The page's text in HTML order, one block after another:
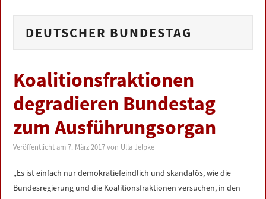
BUNDESTAG
ZUR PERSON
LINKS
DEUTSCHER BUNDESTAG
Koalitionsfraktionen
degradieren Bundestag
zum Ausführungsorgan
Veröffentlicht am7. März 2017 von Ulla Jelpke
„Es ist einfach nur demokratiefeindlich und skandalös, wie die
Bundesregierung und die Koalitionsfraktionen versuchen, in den